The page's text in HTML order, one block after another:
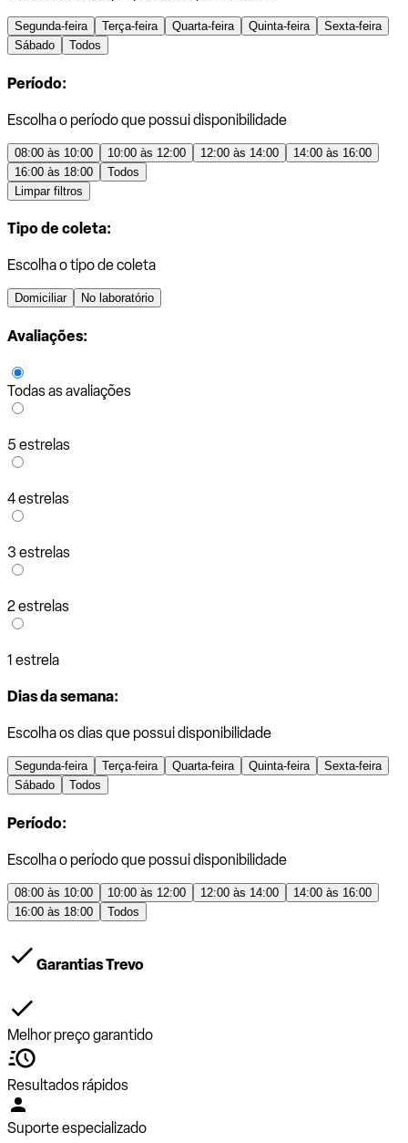
Segunda-feira Terça-feira Quarta-feira Quinta-feira
Sexta-feira
Sábado
Todos
Período:
Escolha o período que possui disponibilidade
08:00 às 10:00 10:00 às 12:00 12:00 às 14:00
14:00 às 16:00
16:00 às 18:00
Todos
Limpar filtros
Tipo de coleta:
Escolha o tipo de coleta
Domiciliar No laboratório
Avaliações:
Todas as avaliações
5 estrelas
4 estrelas
3 estrelas
2 estrelas
1 estrela
Dias da semana:
Escolha os dias que possui disponibilidade
Segunda-feira Terça-feira Quarta-feira Quinta-feira
Sexta-feira
Sábado
Todos
Período:
Escolha o período que possui disponibilidade
08:00 às 10:00 10:00 às 12:00 12:00 às 14:00
14:00 às 16:00
16:00 às 18:00
Todos
Garantias Trevo
Melhor preço garantido
Resultados rápidos
Suporte especializado